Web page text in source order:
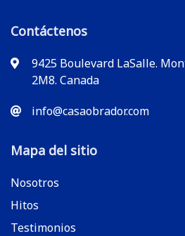
Contáctenos
9425 Boulevard LaSalle.
2M8. Canada
info@casaobrador.com
Mapa del sitio
Nosotros
Hitos
Testimonios